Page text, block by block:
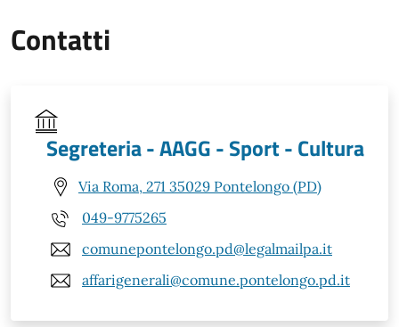
Contatti
Segreteria - AAGG - Sport - Cultura
Via Roma, 271 35029 Pontelongo (PD)
049-9775265
comunepontelongo.pd@legalmailpa.it
affarigenerali@comune.pontelongo.pd.it